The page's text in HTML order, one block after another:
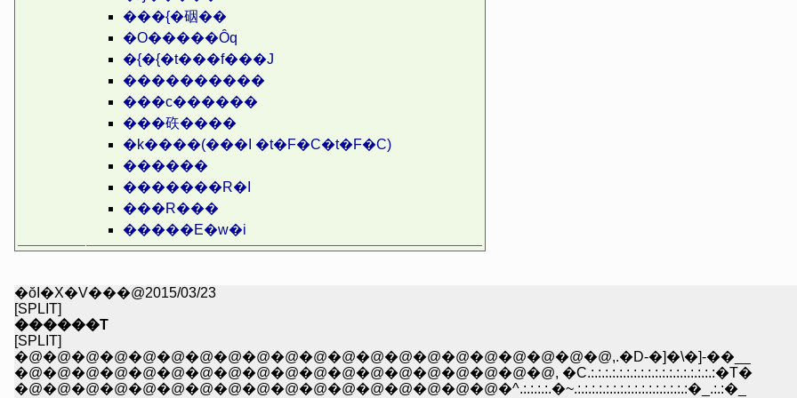
���{�䂩��
�O�����Ȏq
�{�{�t���f���J
����������
���c������
���䂠����
�k����(���I �t�F�C�t�F�C)
������
�������R�I
���R���
�����E�w�i
�ŏI�X�V���@2015/03/23
[SPLIT]
������T
[SPLIT]
�@�@�@�@�@�@�@�@�@�@�@�@�@�@�@�@�@�@�@�@�@,.�D-�]�\�]-��__
�@�@�@�@�@�@�@�@�@�@�@�@�@�@�@�@�@�@�@, �C.:.:.:.:.:.:.:.:.:.:.:.:.:.:.:.:.:.:�T�
�@�@�@�@�@�@�@�@�@�@�@�@�@�@�@�@�@�^.:.:.:.:.�~.:.:.:.:.:.:.:.:.:.:.:.:.:.:.:.:�_.:.:�_